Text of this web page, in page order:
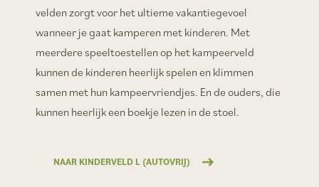
velden zorgt voor het ultieme vakantiegevoel
wanneer je gaat kamperen met kinderen. Met
meerdere speeltoestellen op het kampeerveld
kunnen de kinderen heerlijk spelen en klimmen
samen met hun kampeervriendjes. En de ouders, die
kunnen heerlijk een boekje lezen in de stoel.
NAAR KINDERVELD L (AUTOVRIJ)